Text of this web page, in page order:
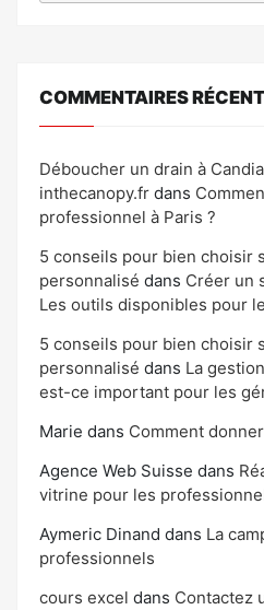
COMMENTAIRES
Déboucher un drain à
inthecanopy.fr dans
professionnel à Paris ?
5 conseils pour bien choisir
personnalisé dans Créer un
Les outils disponibles pour
5 conseils pour bien choisir
personnalisé dans La
est-ce important pour les
Marie dans Comment
Agence Web Suisse dans
vitrine pour les
Aymeric Dinand dans La
professionnels
cours excel dans Contactez